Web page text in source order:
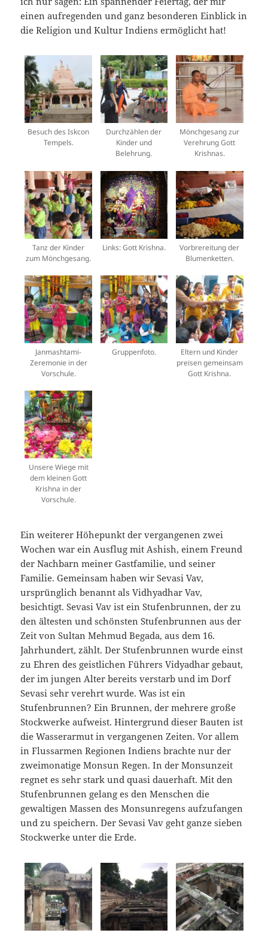
einen aufregenden und ganz besonderen Einblick in
die Religion und Kultur Indiens ermöglicht hat!
Besuch des Iskcon
Tempels.
Durchzählen der
Kinder und
Belehrung.
Mönchgesang zur
Verehrung Gott
Krishnas.
Tanz der Kinder
zum Mönchgesang.
Links: Gott Krishna.
Vorbrereitung der
Blumenketten.
Janmashtami-
Zeremonie in der
Vorschule.
Gruppenfoto.
Eltern und Kinder
preisen gemeinsam
Gott Krishna.
Unsere Wiege mit
dem kleinen Gott
Krishna in der
Vorschule.
Ein weiterer Höhepunkt der vergangenen zwei
Wochen war ein Ausflug mit Ashish, einem Freund
der Nachbarn meiner Gastfamilie, und seiner
Familie. Gemeinsam haben wir Sevasi Vav,
ursprünglich benannt als Vidhyadhar Vav,
besichtigt. Sevasi Vav ist ein Stufenbrunnen, der zu
den ältesten und schönsten Stufenbrunnen aus der
Zeit von Sultan Mehmud Begada, aus dem 16.
Jahrhundert, zählt. Der Stufenbrunnen wurde einst
zu Ehren des geistlichen Führers Vidyadhar gebaut,
der im jungen Alter bereits verstarb und im Dorf
Sevasi sehr verehrt wurde. Was ist ein
Stufenbrunnen? Ein Brunnen, der mehrere große
Stockwerke aufweist. Hintergrund dieser Bauten ist
die Wasserarmut in vergangenen Zeiten. Vor allem
in Flussarmen Regionen Indiens brachte nur der
zweimonatige Monsun Regen. In der Monsunzeit
regnet es sehr stark und quasi dauerhaft. Mit den
Stufenbrunnen gelang es den Menschen die
gewaltigen Massen des Monsunregens aufzufangen
und zu speichern. Der Sevasi Vav geht ganze sieben
Stockwerke unter die Erde.